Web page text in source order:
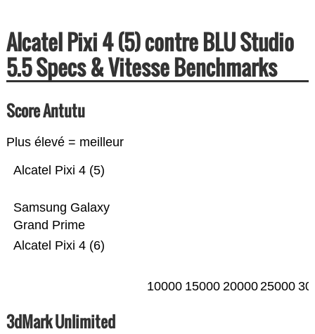
Alcatel Pixi 4 (5) contre BLU Studio
5.5 Specs & Vitesse Benchmarks
Score Antutu
Plus élevé = meilleur
Alcatel Pixi 4 (6)
Samsung Galaxy
Grand Prime
Alcatel Pixi 4 (5)
10000 15000 2000025000
3dMark Unlimited